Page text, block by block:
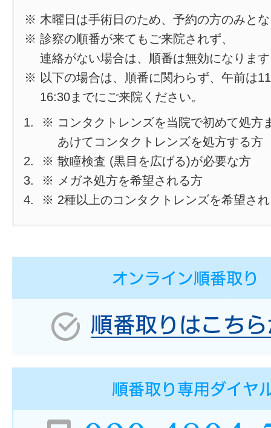
※ 木曜日は手術日のため、予約の方のみと
※ 診察の順番が来てもご来院されず、
連絡がない場合は、順番は無効になりま
※ 以下の場合は、順番に関わらず、午前は
16:30までにご来院ください。
※ コンタクトレンズを当院で初めて処方
あけてコンタクトレンズを処方する方
※ 散瞳検査 (黒目を広げる)が必要な方
※ メガネ処方を希望される方
※ 2種以上のコンタクトレンズを希望さ